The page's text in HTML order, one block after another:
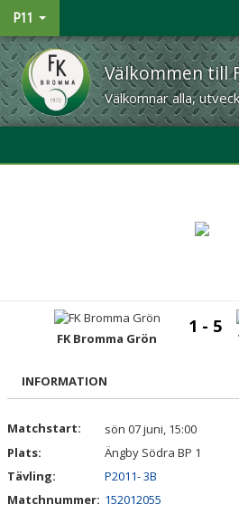
P11
Välkommen till
Välkomnar alla,
TRUPPEN
BILDGALLERI
KONTAKT
FK Bromma Grön
1 - 5
INFORMATION
Matchstart:
sön 07 juni, 15:00
Plats:
Ängby Södra BP 1
Tävling:
P2011- 3B
Matchnummer: 152012055